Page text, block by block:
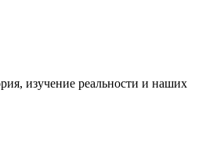
изучение реальности и наших